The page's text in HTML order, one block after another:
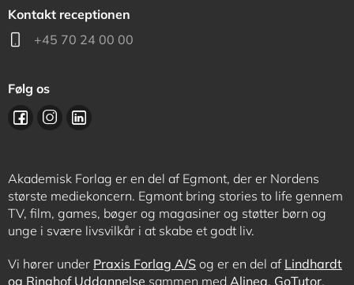
Kontakt receptionen
+45 70 24 00 00
Følg os
Akademisk Forlag er en del af Egmont, der er Nordens
største mediekoncern. Egmont bring stories to life gennem
TV, film, games, bøger og magasiner og støtter børn og
unge i svære livsvilkår i at skabe et godt liv.
Vi hører under Praxis Forlag A/S og er en del af Lindhardt
og Ringhof Uddannelse sammen med Alinea, GoTutor,